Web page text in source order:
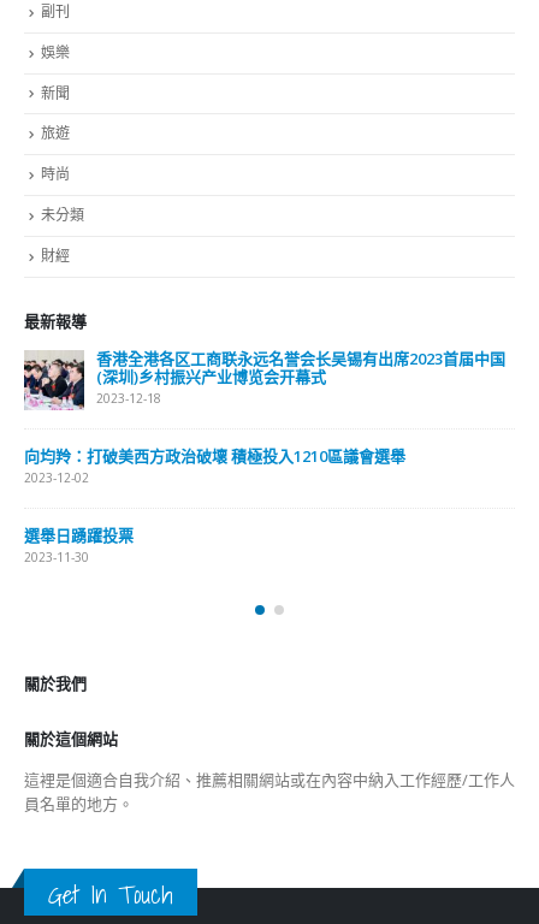
副刊
娛樂
新聞
旅遊
時尚
未分類
財經
最新報導
香港全港各区工商联永远名誉会长吴锡有出席2023首届中国
(深圳)乡村振兴产业博览会开幕式
2023-12-18
向均羚：打破美西方政治破壞 積極投入1210區議會選舉
2023-12-02
選舉日踴躍投票
2023-11-30
關於我們
關於這個網站
這裡是個適合自我介紹、推薦相關網站或在內容中納入工作經歷/工作人
員名單的地方。
Get In Touch